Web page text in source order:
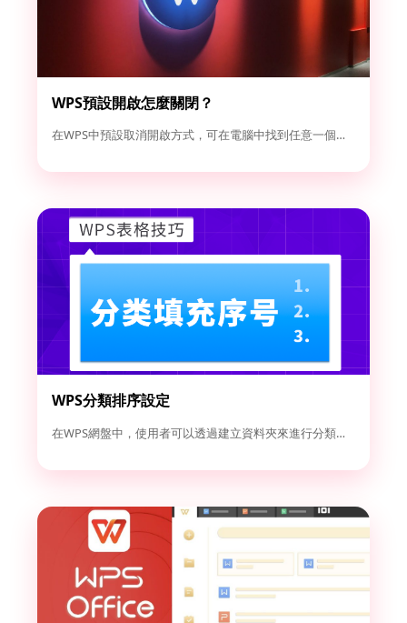
WPS預設開啟怎麼關閉？
在WPS中預設取消開啟方式，可在電腦中找到任意一個Word或...
WPS分類排序設定
在WPS網盤中，使用者可以透過建立資料夾來進行分類管理。點選...